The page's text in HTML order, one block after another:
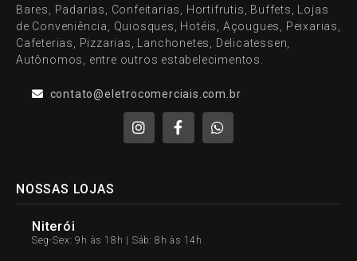
Bares, Padarias, Confeitarias, Hortifrutis, Buffets, Lojas
de Conveniência, Quiosques, Hotéis, Açougues, Peixarias,
Cafeterias, Pizzarias, Lanchonetes, Delicatessen,
Autônomos, entre outros estabelecimentos.
contato@eletrocomerciais.com.br
NOSSAS LOJAS
Niterói
Seg-Sex: 9h às 18h | Sáb: 8h às 14h